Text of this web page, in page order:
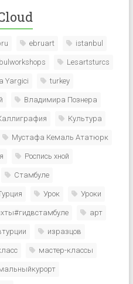
ebruart istanbul
Lesartsturcs
Yargici turkey
Владимира Познера
Культура
Мустафа Кемаль Ататюрк
Роспись хной
Стамбуле
Урок Уроки
арт
изразцов
мастер-классы